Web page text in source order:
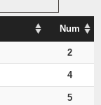
Num
2
4
5